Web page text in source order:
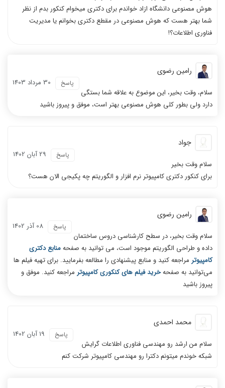
هوش مصنوعی دانشگاه ازاد خواندم برای دکتری میخوام کنکور بدم از نظر
شما بهتر هست که هوش مصنوعی در مقطع دکتری بخوانم یا مدیریت
فناوری اطلاعات؟!
رامین رضوی
30 مرداد 1403 پاسخ
سلام، وقت بخیر، این موضوع به علاقه شما بستگی
دارد ولی بطور کلی هوش مصنوعی بهتر است، موفق و پیروز باشید
جواد
29 آبان 1402 پاسخ
سلام وقت بخیر
برای کنکور دکتری کامپیوتر نرم افزار و الگوریتم چه پکیجی الان هست؟
رامین رضوی
08 آذر 1402 پاسخ
سلام وقت بخیر، در سطح کارشناسی دروس ساختمان
داده و طراحی الگوریتم موجود است، می توانید به صفحهمنابع دکتری
کامپیوتر مراجعه کنید و منابع پیشنهادی را مطالعه بفرمایید. برای تهیه فیلم ها
می‌توانید به صفحهخرید فیلم های کنکوری کامپیوتر مراجعه کنید. موفق و
پیروز باشید
محمد احمدی
19 آبان 1402 پاسخ
سلام من ارشد رو مهندسی فناوری اطلاعات گرایش
شبکه خوندم میتونم دکترا رو مهندسی کامپیوتر شرکت کنم